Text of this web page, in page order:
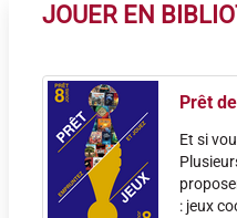
JOUER EN
Prêt
Et si
: jeux